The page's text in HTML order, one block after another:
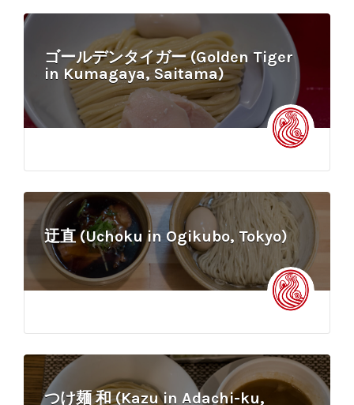
ゴールデンタイガー (Golden Tiger
in Kumagaya, Saitama)
迂直 (Uchoku in Ogikubo, Tokyo)
つけ麺 和 (Kazu in Adachi-ku,